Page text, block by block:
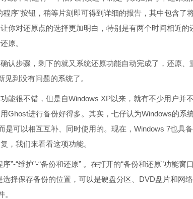
序”按钮，稍等片刻即可得到详细的报告，其中包含了
你对还原点的选择更加明白，特别是有两个时间相近的
原。
步骤，剩下的就又系统还原功能自动完成了，还原、
到没有问题的系统了。
很不错，但是自Windows XP以来，就有不少用户并不
Ghost进行备份好得多。其实，七仔认为Windows的系
是可以相互互补、同时使用的。现在，Windows 7也具
，我们来看看这项功能。
“维护”-“备份和还原” 。在打开的“备份和还原”功能窗
择保存备份的位置，可以是硬盘分区、DVD盘片和网